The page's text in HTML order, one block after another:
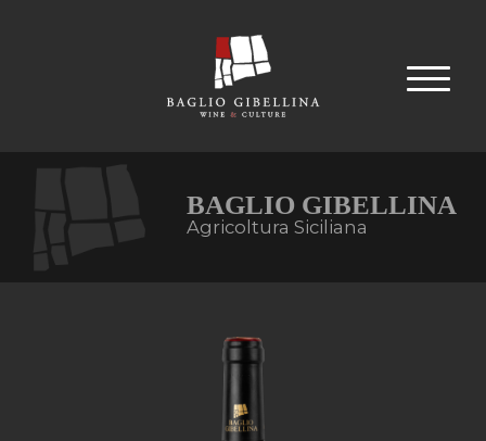
BAGLIO GIBELLINA
Agricoltura Siciliana